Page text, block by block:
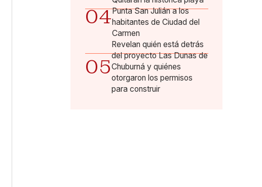
04Punta San Julián a los
habitantes de Ciudad del
Carmen
05
Revelan quién está detrás
del proyecto Las Dunas de
Chuburná y quiénes
otorgaron los permisos
para construir